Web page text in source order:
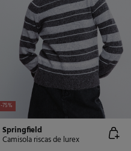
-75%
Springfield
Camisola riscas de lurex